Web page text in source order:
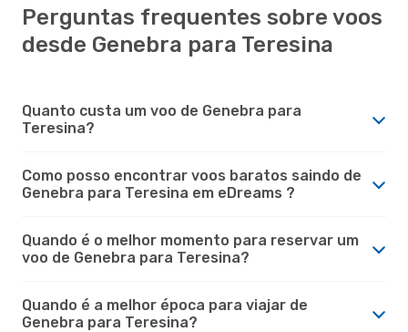
Perguntas frequentes sobre voos
desde Genebra para Teresina
Quanto custa um voo de Genebra para
Teresina?
Como posso encontrar voos baratos saindo de
Genebra para Teresina em eDreams ?
Quando é o melhor momento para reservar um
voo de Genebra para Teresina?
Quando é a melhor época para viajar de
Genebra para Teresina?